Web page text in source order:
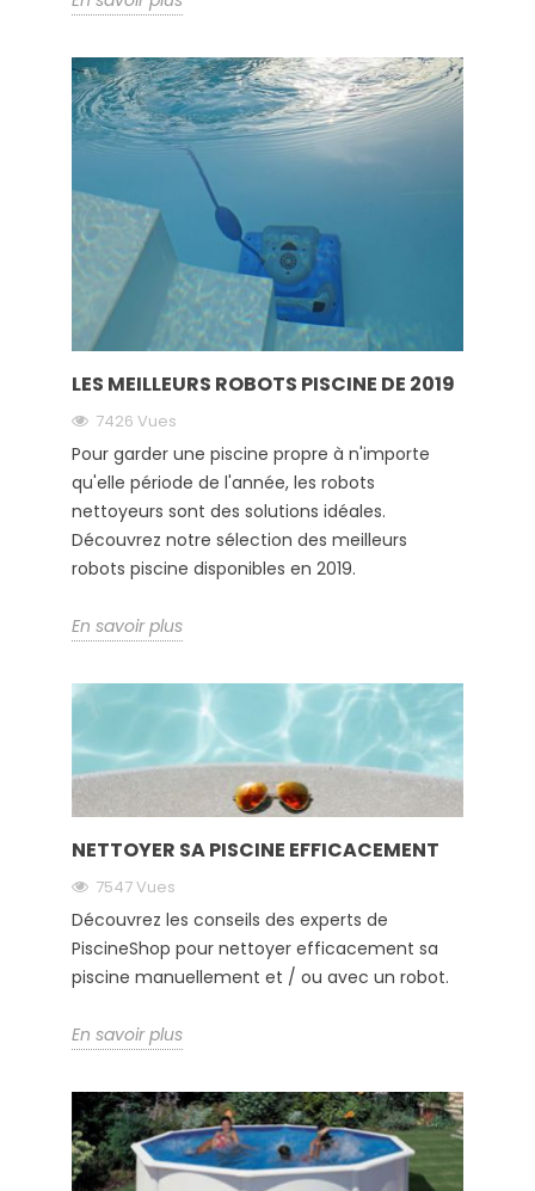
LES MEILLEURS ROBOTS PISCINE DE 2019
7426 Vues
Pour garder une piscine propre à n'importe
qu'elle période de l'année, les robots
nettoyeurs sont des solutions idéales.
Découvrez notre sélection des meilleurs
robots piscine disponibles en 2019.
En savoir plus
NETTOYER SA PISCINE EFFICACEMENT
7547 Vues
Découvrez les conseils des experts de
PiscineShop pour nettoyer efficacement sa
piscine manuellement et / ou avec un robot.
En savoir plus